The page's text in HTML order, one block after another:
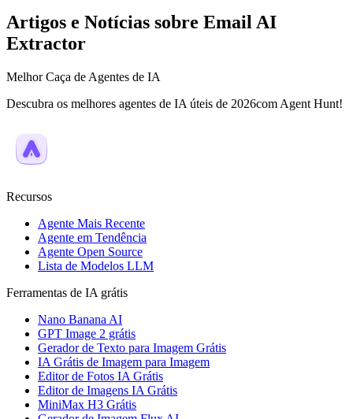
Artigos e Notícias sobre Email AI
Extractor
Melhor Caça de Agentes de IA
Descubra os melhores agentes de IA úteis de 2026com Agent Hunt!
Recursos
Agente Mais Recente
Agente em Tendência
Agente Open Source
Lista de Modelos LLM
Ferramentas de IA grátis
Nano Banana AI
GPT Image 2 grátis
Gerador de Texto para Imagem Grátis
IA Grátis de Imagem para Imagem
Editor de Fotos IA Grátis
Editor de Imagens IA Grátis
MiniMax H3 Grátis